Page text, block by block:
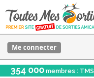
Me connecter
354 000 membres : TMS